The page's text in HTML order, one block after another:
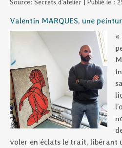
Source: Secrets d'atelier | Publié le :
Valentin MARQUES, une
«
voler en éclats le trait, libérant